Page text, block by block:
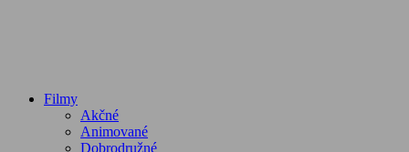
Filmy
Akčné
Animované
Dobrodružné